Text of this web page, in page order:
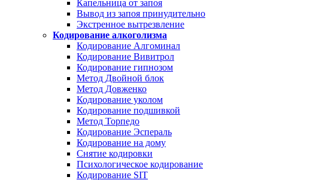
Капельница от запоя
Вывод из запоя принудительно
Экстренное вытрезвление
Кодирование алкоголизма
Кодирование Алгоминал
Кодирование Вивитрол
Кодирование гипнозом
Метод Двойной блок
Метод Довженко
Кодирование уколом
Кодирование подшивкой
Метод Торпедо
Кодирование Эспераль
Кодирование на дому
Снятие кодировки
Психологическое кодирование
Кодирование SIT